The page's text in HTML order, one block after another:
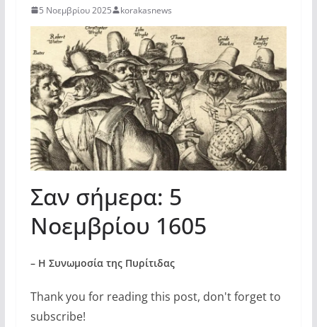
5 Νοεμβρίου 2025 korakasnews
Σαν σήμερα: 5
Νοεμβρίου 1605
– Η Συνωμοσία της Πυρίτιδας
Thank you for reading this post, don't forget to
subscribe!